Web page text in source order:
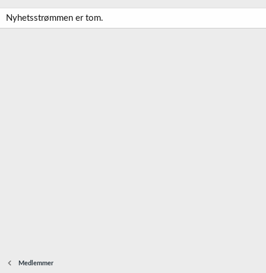
Nyhetsstrømmen er tom.
Medlemmer